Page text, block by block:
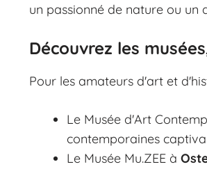
un passionné de nature ou un
Découvrez les
Pour les amateurs d'art et
Le Musée d'Art
contemporaines
Le Musée Mu.ZEE à